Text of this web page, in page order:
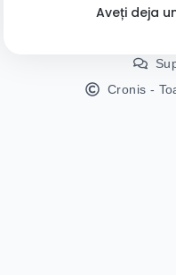
Aveți deja
Cronis -